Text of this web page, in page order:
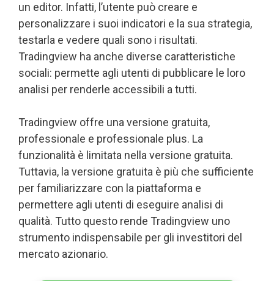
un editor. Infatti, l’utente può creare e
personalizzare i suoi indicatori e la sua strategia,
testarla e vedere quali sono i risultati.
Tradingview ha anche diverse caratteristiche
sociali: permette agli utenti di pubblicare le loro
analisi per renderle accessibili a tutti.
Tradingview offre una versione gratuita,
professionale e professionale plus. La
funzionalità è limitata nella versione gratuita.
Tuttavia, la versione gratuita è più che sufficiente
per familiarizzare con la piattaforma e
permettere agli utenti di eseguire analisi di
qualità. Tutto questo rende Tradingview uno
strumento indispensabile per gli investitori del
mercato azionario.